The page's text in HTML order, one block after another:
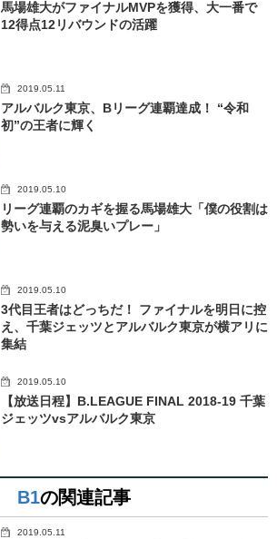
馬場雄大がファイナルMVPを獲得、大一番で
12得点12リバウンドの活躍
2019.05.11
アルバルク東京、Bリーグ連覇達成！ “令和
初”の王者に輝く
2019.05.10
リーグ連覇のカギを握る馬場雄大「僕の役割は
勢いを与える泥臭いプレー」
2019.05.10
3代目王者はどっちだ！ ファイナルを明日に控
え、千葉ジェッツとアルバルク東京が横アリに
集結
2019.05.10
【放送日程】B.LEAGUE FINAL 2018-19 千葉
ジェッツvsアルバルク東京
B1の関連記事
2019.05.11